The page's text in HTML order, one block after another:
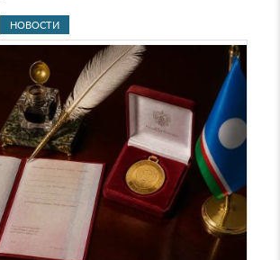
НОВОСТИ